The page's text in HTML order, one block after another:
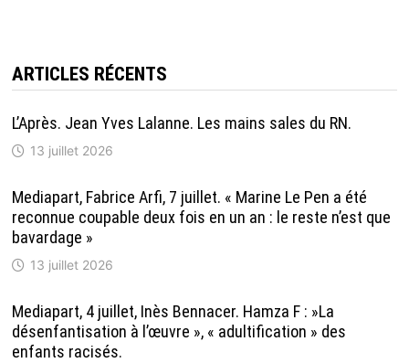
ARTICLES RÉCENTS
L’Après. Jean Yves Lalanne. Les mains sales du RN.
13 juillet 2026
Mediapart, Fabrice Arfi, 7 juillet. « Marine Le Pen a été
reconnue coupable deux fois en un an : le reste n’est que
bavardage »
13 juillet 2026
Mediapart, 4 juillet, Inès Bennacer. Hamza F : »La
désenfantisation à l’œuvre », « adultification » des
enfants racisés.